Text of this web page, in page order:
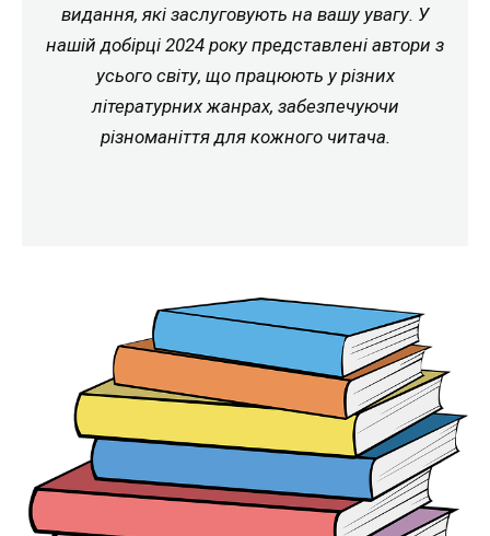
видання, які заслуговують на вашу увагу. У
нашій добірці 2024 року представлені автори з
усього світу, що працюють у різних
літературних жанрах, забезпечуючи
різноманіття для кожного читача.